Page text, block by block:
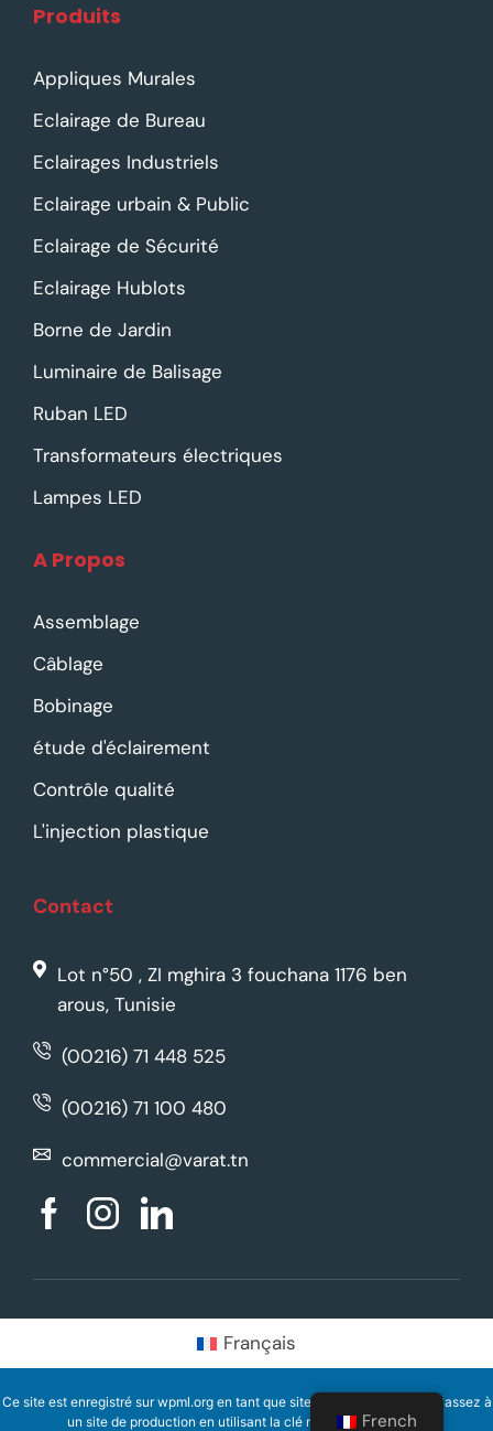
Produits
Appliques Murales
Eclairage de Bureau
Eclairages Industriels
Eclairage urbain & Public
Eclairage de Sécurité
Eclairage Hublots
Borne de Jardin
Luminaire de Balisage
Ruban LED
Transformateurs électriques
Lampes LED
A Propos
Assemblage
Câblage
Bobinage
étude d'éclairement
Contrôle qualité
L'injection plastique
Contact
Lot n°50 , ZI mghira 3 fouchana 1176 ben
arous, Tunisie
(00216) 71 448 525
(00216) 71 100 480
commercial@varat.tn
French
Français
Ce site est enregistré surwpml.orgen tant que site de développement. Passez à
un site de production en utilisant la clé remove this banner